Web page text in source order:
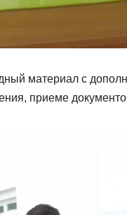
материал с
приеме